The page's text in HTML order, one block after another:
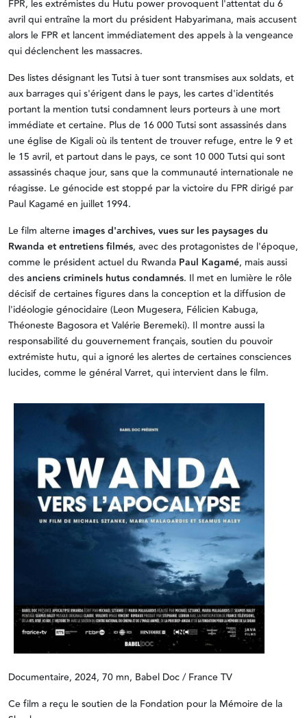
FPR, les extrémistes du Hutu power provoquent l'attentat du 6
avril qui entraîne la mort du président Habyarimana, mais accusent
alors le FPR et lancent immédiatement des appels à la vengeance
qui déclenchent les massacres.
Des listes désignant les Tutsi à tuer sont transmises aux soldats, et
aux barrages qui s'érigent dans le pays, les cartes d'identités
portant la mention tutsi condamnent leurs porteurs à une mort
immédiate et certaine. Plus de 16 000 Tutsi sont assassinés dans
une église de Kigali où ils tentent de trouver refuge, entre le 9 et
le 15 avril, et partout dans le pays, ce sont 10 000 Tutsi qui sont
assassinés chaque jour, sans que la communauté internationale ne
réagisse. Le génocide est stoppé par la victoire du FPR dirigé par
Paul Kagamé en juillet 1994.
Le film alterne images d'archives, vues sur les paysages du
Rwanda et entretiens filmés, avec des protagonistes de l'époque,
comme le président actuel du Rwanda Paul Kagamé, mais aussi
desanciens criminels hutus condamnés. Il met en lumière le rôle
décisif de certaines figures dans la conception et la diffusion de
l'idéologie génocidaire (Leon Mugesera, Félicien Kabuga,
Théoneste Bagosora et Valérie Beremeki). Il montre aussi la
responsabilité du gouvernement français, soutien du pouvoir
extrémiste hutu, qui a ignoré les alertes de certaines consciences
lucides, comme le général Varret, qui intervient dans le film.
Documentaire, 2024, 70 mn, Babel Doc / France TV
Ce film a reçu le soutien de la Fondation pour la Mémoire de la